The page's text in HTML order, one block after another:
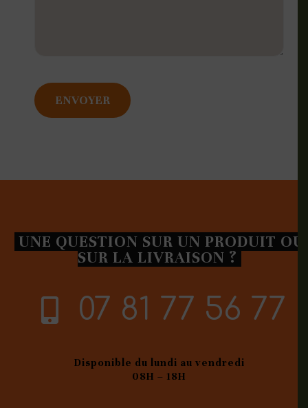
UNE QUESTION SUR UN PRODUIT OU
SUR LA LIVRAISON ?
07 81 77 56 77
Disponible du lundi au vendredi
08H – 18H